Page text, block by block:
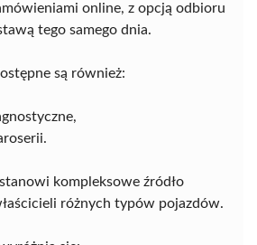
online, z opcją odbioru
tego samego dnia.
są również:
kompleksowe źródło
różnych typów pojazdów.